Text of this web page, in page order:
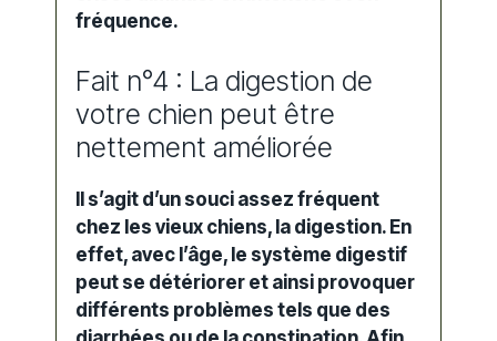
fréquence.
Fait n°4 : La digestion de
votre chien peut être
nettement améliorée
Il s’agit d’un souci assez fréquent
chez les vieux chiens, la digestion. En
effet, avec l’âge, le système digestif
peut se détériorer et ainsi provoquer
différents problèmes tels que des